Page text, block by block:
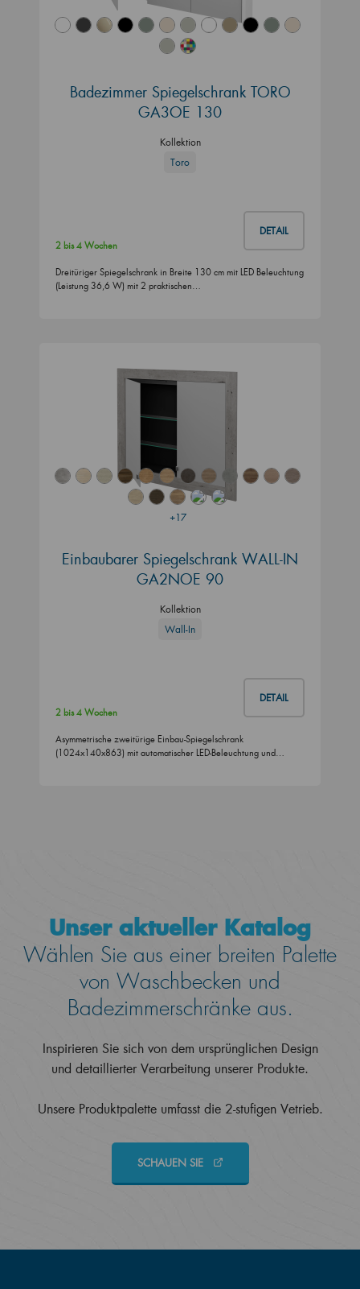
Badezimmer Spiegelschrank TORO
GA3OE 130
Kollektion
Toro
DETAIL
2 bis 4 Wochen
Dreitüriger Spiegelschrank in Breite 130 cm mit LED Beleuchtung
(Leistung 36,6 W) mit 2 praktischen…
+17
Einbaubarer Spiegelschrank WALL-IN
GA2NOE 90
Kollektion
Wall-In
DETAIL
2 bis 4 Wochen
Asymmetrische zweitürige Einbau-Spiegelschrank
(1024x140x863) mit automatischer LED-Beleuchtung und…
Unser aktueller Katalog
Wählen Sie aus einer breiten Palette
von Waschbecken und
Badezimmerschränke aus.
Inspirieren Sie sich von dem ursprünglichen Design
und detaillierter Verarbeitung unserer Produkte.
Unsere Produktpalette umfasst die 2-stufigen Vetrieb.
SCHAUEN SIE